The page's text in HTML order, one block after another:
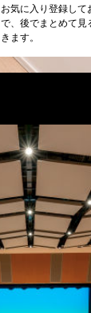
お気に入り登録して
で、後でまとめて見
きます。